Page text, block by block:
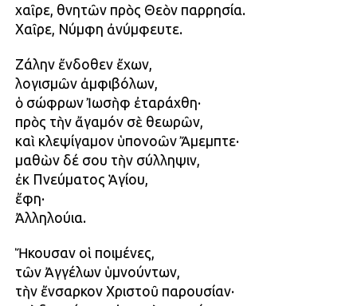
χαῖρε, θνητῶν πρὸς Θεὸν παρρησία.
Χαῖρε, Νύμφη ἀνύμφευτε.
Ζάλην ἔνδοθεν ἔχων,
λογισμῶν ἀμφιβόλων,
ὁ σώφρων Ἰωσὴφ ἐταράχθη·
πρὸς τὴν ἄγαμόν σὲ θεωρῶν,
καὶ κλεψίγαμον ὑπονοῶν Ἄμεμπτε·
μαθὼν δέ σου τὴν σύλληψιν,
ἐκ Πνεύματος Ἁγίου,
ἔφη·
Ἀλληλούια.
Ἤκουσαν oἱ ποιμένες,
τῶν Ἀγγέλων ὑμνούντων,
τὴν ἔνσαρκον Χριστοῦ παρουσίαν·